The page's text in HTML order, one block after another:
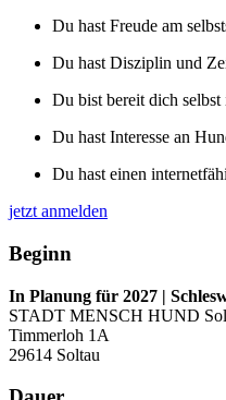
Du hast Freude am
Du hast Disziplin und
Du bist bereit dich
Du hast Interesse an
Du hast einen
jetzt anmelden
Beginn
In Planung für 2027 |
STADT MENSCH HUND
Timmerloh 1A
29614 Soltau